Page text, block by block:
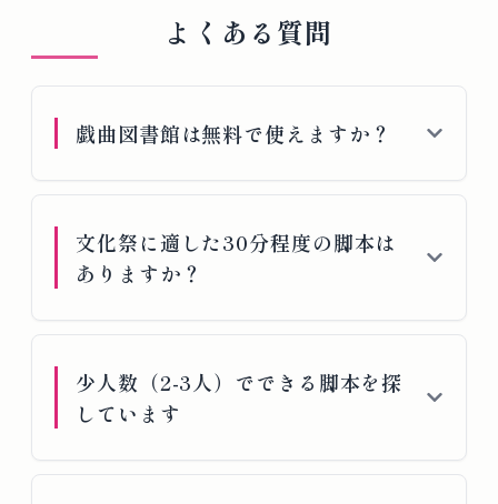
よくある質問
戯曲図書館は無料で使えますか？
文化祭に適した30分程度の脚本は
ありますか？
少人数（2-3人）でできる脚本を探
しています